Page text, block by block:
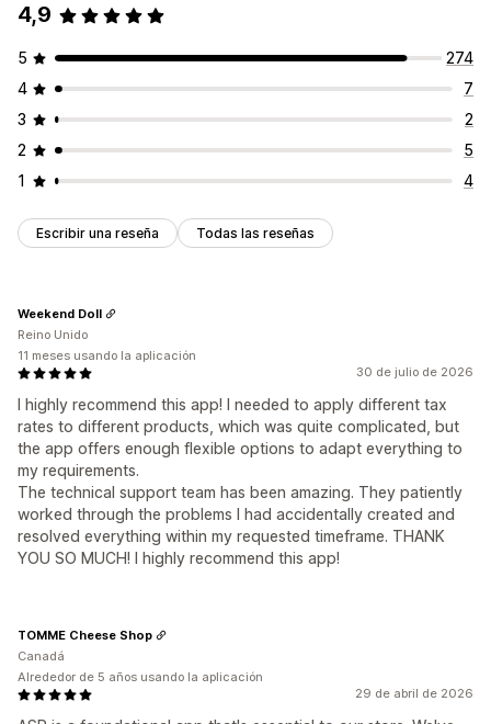
4,9
5
274
4
7
3
2
2
5
1
4
Escribir una reseña Todas las reseñas
30 de julio de 2026
I highly recommend this app! I needed to apply different tax
rates to different products, which was quite complicated, but
the app offers enough flexible options to adapt everything to
my requirements.
The technical support team has been amazing. They patiently
worked through the problems I had accidentally created and
resolved everything within my requested timeframe. THANK
YOU SO MUCH! I highly recommend this app!
Weekend Doll
Reino Unido
11 meses usando la aplicación
29 de abril de 2026
TOMME Cheese Shop
Canadá
Alrededor de 5 años usando la aplicación